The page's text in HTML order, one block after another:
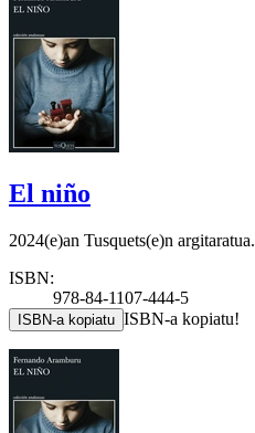
El niño
2024(e)an Tusquets(e)n argitaratua.
ISBN:
978-84-1107-444-5
ISBN-a kopiatu ISBN-a kopiatu!